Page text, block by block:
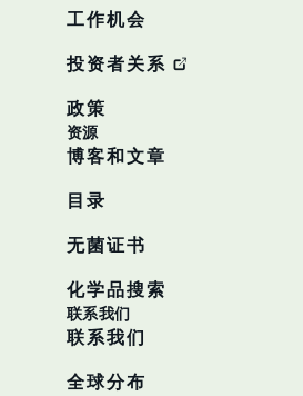
工作机会
投资者关系
政策
资源
博客和文章
目录
无菌证书
化学品搜索
联系我们
联系我们
全球分布